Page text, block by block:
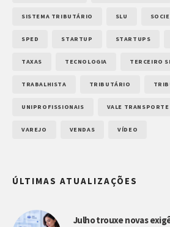
SISTEMA TRIBUTÁRIO SLU
SPED STARTUP STARTUPS
TAXAS TECNOLOGIA TERCEIRO
TRABALHISTA TRIBUTÁRIO
UNIPROFISSIONAIS VALE TRANSPORTE
VAREJO VENDAS VÍDEO
ÚLTIMAS ATUALIZAÇÕES
Julho trouxe novas